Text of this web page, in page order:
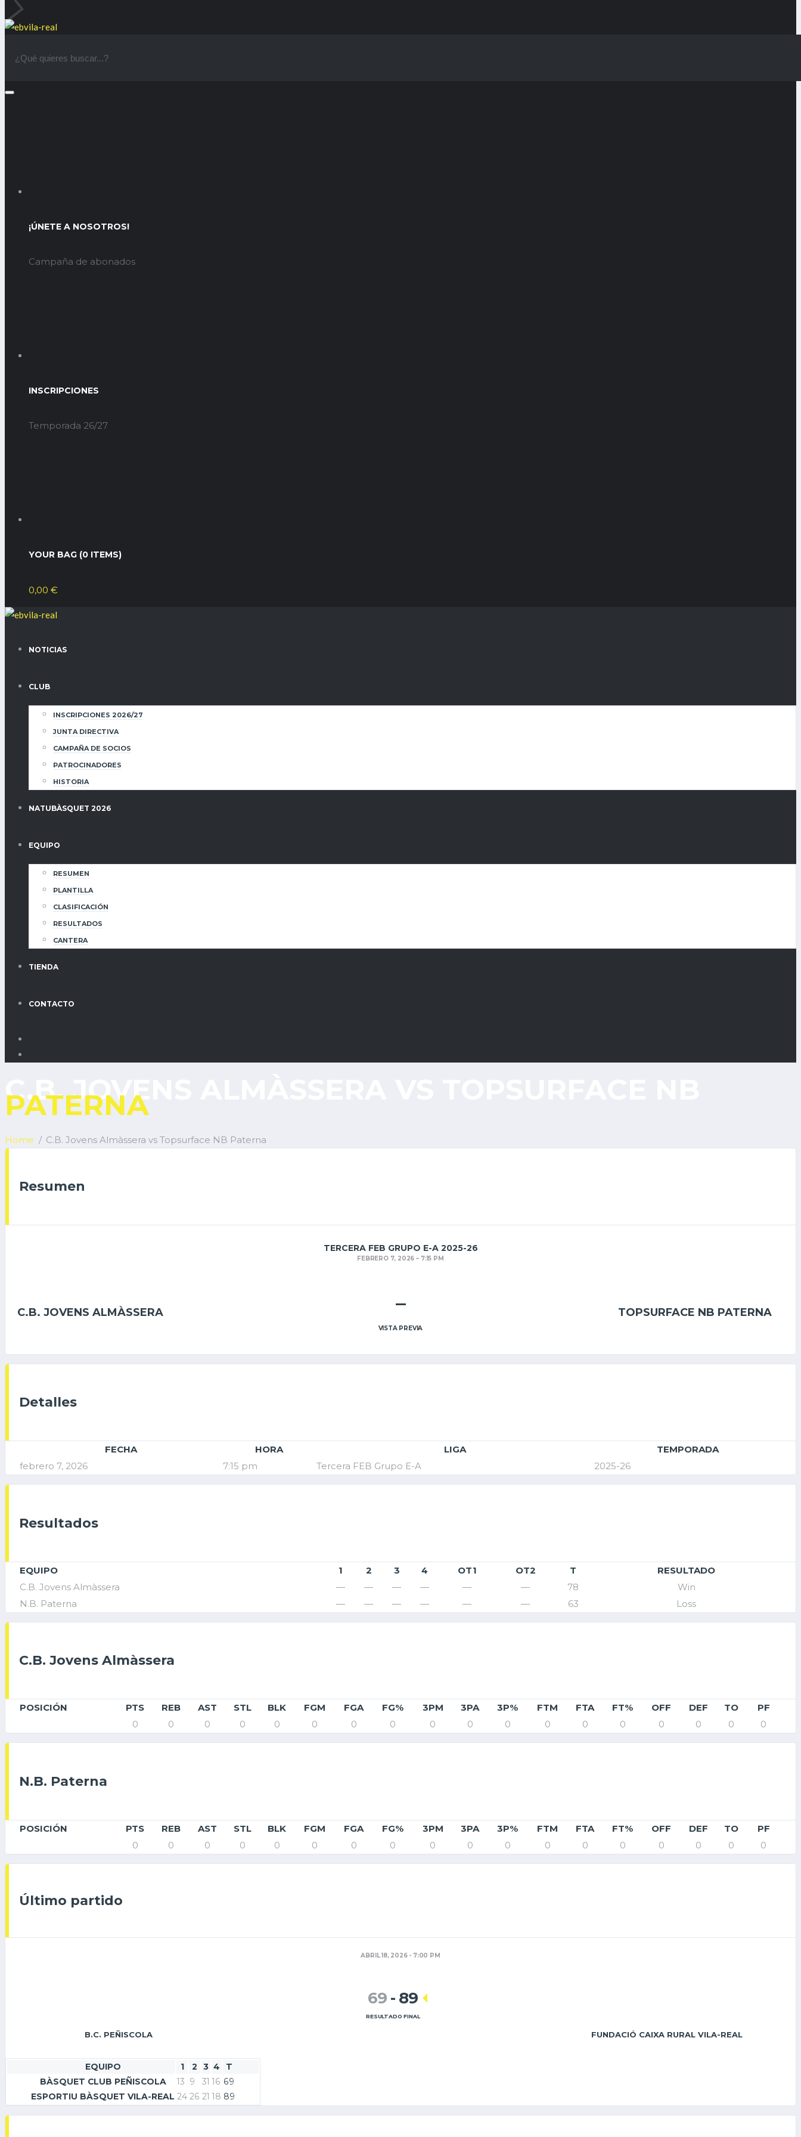
¡ÚNETE A NOSOTROS!
Campaña de abonados
INSCRIPCIONES
Temporada 26/27
YOUR BAG (0 ITEMS)
0,00 €
NOTICIAS
CLUB
INSCRIPCIONES 2026/27
JUNTA DIRECTIVA
CAMPAÑA DE SOCIOS
PATROCINADORES
HISTORIA
NATUBÀSQUET 2026
EQUIPO
RESUMEN
PLANTILLA
CLASIFICACIÓN
RESULTADOS
CANTERA
TIENDA
CONTACTO
C.B. JOVENS ALMÀSSERA VS TOPSURFACE NB
PATERNA
Home C.B. Jovens Almàssera vs Topsurface NB Paterna
Resumen
TERCERA FEB GRUPO E-A 2025-26
FEBRERO 7, 2026 7:15 PM
C.B. JOVENS ALMÀSSERA TOPSURFACE NB PATERNA
–
VISTA PREVIA
Detalles
FECHA HORA LIGA
TEMPORADA
febrero 7, 2026
7:15 pm Tercera FEB Grupo E-A 2025-26
Resultados
EQUIPO 1 2 3 4 OT1 OT2 T
RESULTADO
C.B. Jovens Almàssera
— — — — — — 78
Win
N.B. Paterna
— — — — — — 63 Loss
C.B. Jovens Almàssera
POSICIÓN PTS REB AST STL BLK FGM FGA FG% 3PM 3PA 3P% FTM FTA FT% OFF DEF TO
PF
0
0 0 0 0 0 0 0 0 0 0 0 0 0 0 0 0 0
N.B. Paterna
POSICIÓN PTS REB AST STL BLK FGM FGA FG% 3PM 3PA 3P% FTM FTA FT% OFF DEF TO
PF
0
0 0 0 0 0 0 0 0 0 0 0 0 0 0 0 0 0
Último partido
ABRIL 18, 2026 - 7:00 PM
B.C. PEÑISCOLA FUNDACIÓ CAIXA RURAL VILA-REAL
69 - 89
RESULTADO FINAL
EQUIPO 1 2 3 4
T
BÀSQUET CLUB PEÑISCOLA
13 9 31 16 69
ESPORTIU BÀSQUET VILA-REAL 24 26 21 18 89